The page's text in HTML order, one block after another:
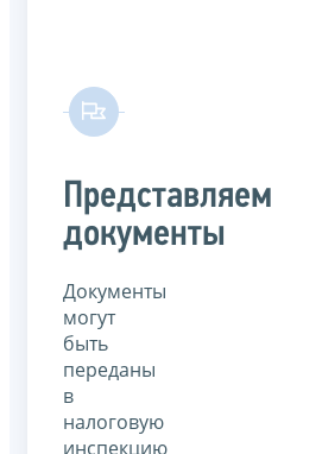
Представляем
документы
Документы
могут
быть
переданы
в
налоговую
инспекцию